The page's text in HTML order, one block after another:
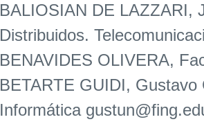
BALIOSIAN DE LAZZARI,
Distribuidos.
BENAVIDES OLIVERA,
BETARTE GUIDI,
Informática